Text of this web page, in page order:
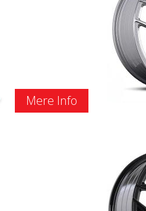
Mere Info